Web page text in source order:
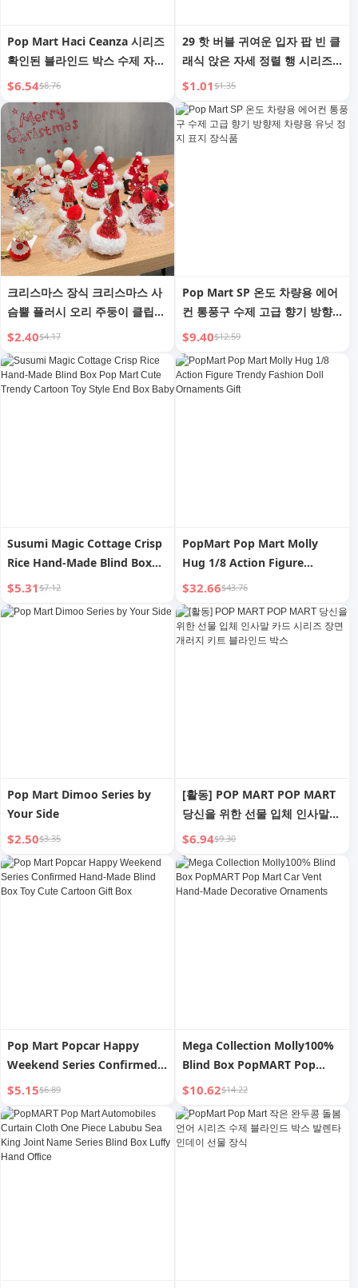
Pop Mart Haci Ceanza 시리즈
확인된 블라인드 박스 수제 자동
차 장식 키즈 토이 인형
$6.54$8.76
29 핫 버블 귀여운 입자 팝 빈 클
래식 앉은 자세 정렬 행 시리즈
인형 장식품 자동차 장식 손 사
무실
$1.01$1.35
크리스마스 장식 크리스마스 사
슴뿔 플러시 오리 주둥이 클립
귀여운 요정 머리 장식 크리스마
스 모자 탑 클립 앞머리 클립 헤
어 액세서리
$2.40$4.17
Pop Mart SP 온도 차량용 에어
컨 통풍구 수제 고급 향기 방향
제 차량용 유닛 정지 표지 장식
품
$9.40$12.59
Susumi Magic Cottage Crisp
Rice Hand-Made Blind Box
Pop Mart Cute Trendy
Cartoon Toy Style End Box
Baby
$5.31$7.12
PopMart Pop Mart Molly
Hug 1/8 Action Figure
Trendy Fashion Doll
Ornaments Gift
$32.66$43.76
Pop Mart Dimoo Series by
Your Side
$2.50$3.35
[활동] POP MART POP MART
당신을 위한 선물 입체 인사말
카드 시리즈 장면 개러지 키트
블라인드 박스
$6.94$9.30
Pop Mart Popcar Happy
Weekend Series Confirmed
Hand-Made Blind Box Toy
Cute Cartoon Gift Box
$5.15$6.89
Mega Collection Molly100%
Blind Box PopMART Pop
Mart Car Vent Hand-Made
Decorative Ornaments
$10.62$14.22